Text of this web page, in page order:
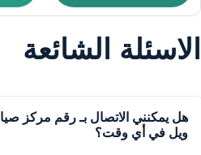
الاسئلة الشائعة
هل يمكنني الاتصال بـ رقم مركز
ويل في أي وقت؟